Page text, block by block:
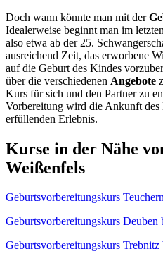
Doch wann könnte man mit der
Idealerweise beginnt man im
also etwa ab der 25.
ausreichend Zeit, das erworbene
auf die Geburt des Kindes
über die verschiedenen Angebote
Kurs für sich und den Partner zu
Vorbereitung wird die Ankunft
erfüllenden Erlebnis.
Kurse in der Nähe
Weißenfels
Geburtsvorbereitungskurs
Geburtsvorbereitungskurs Deuben
Geburtsvorbereitungskurs Trebnitz